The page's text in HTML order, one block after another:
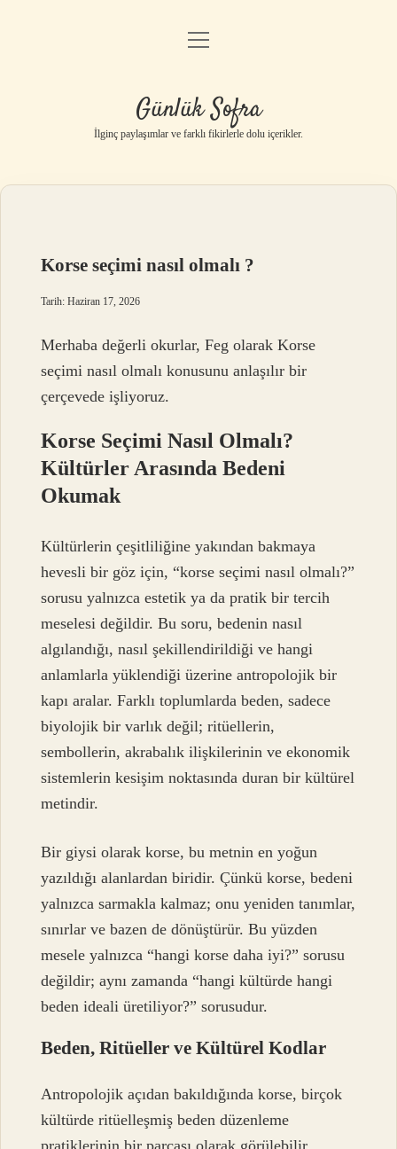
Anasayfa
Yasal Uyarı
menüyü
Günlük Sofra
İlginç paylaşımlar ve farklı fikirlerle dolu içerikler.
Korse seçimi nasıl olmalı ?
Tarih: Haziran 17, 2026
Merhaba değerli okurlar, Feg olarak Korse
seçimi nasıl olmalı konusunu anlaşılır bir
çerçevede işliyoruz.
Korse Seçimi Nasıl Olmalı?
Kültürler Arasında Bedeni
Okumak
Kültürlerin çeşitliliğine yakından bakmaya
hevesli bir göz için, “korse seçimi nasıl olmalı?”
sorusu yalnızca estetik ya da pratik bir tercih
meselesi değildir. Bu soru, bedenin nasıl
algılandığı, nasıl şekillendirildiği ve hangi
anlamlarla yüklendiği üzerine antropolojik bir
kapı aralar. Farklı toplumlarda beden, sadece
biyolojik bir varlık değil; ritüellerin,
sembollerin, akrabalık ilişkilerinin ve ekonomik
sistemlerin kesişim noktasında duran bir kültürel
metindir.
Bir giysi olarak korse, bu metnin en yoğun
yazıldığı alanlardan biridir. Çünkü korse, bedeni
yalnızca sarmakla kalmaz; onu yeniden tanımlar,
sınırlar ve bazen de dönüştürür. Bu yüzden
mesele yalnızca “hangi korse daha iyi?” sorusu
değildir; aynı zamanda “hangi kültürde hangi
beden ideali üretiliyor?” sorusudur.
Beden, Ritüeller ve Kültürel Kodlar
Antropolojik açıdan bakıldığında korse, birçok
kültürde ritüelleşmiş beden düzenleme
pratiklerinin bir parçası olarak görülebilir.